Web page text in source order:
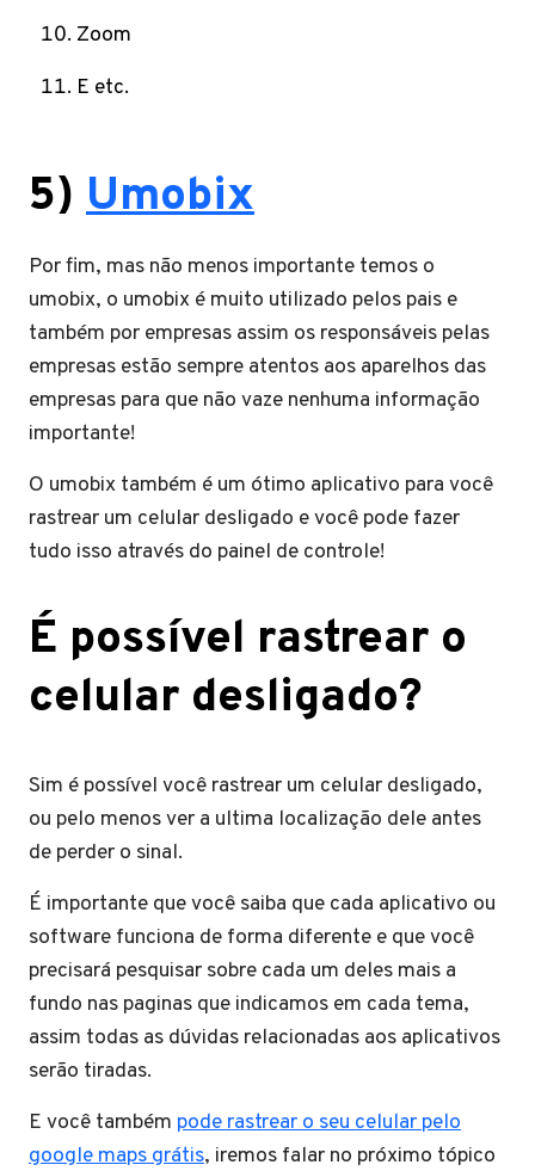
Zoom
E etc.
5) Umobix
Por fim, mas não menos importante temos o
umobix, o umobix é muito utilizado pelos pais e
também por empresas assim os responsáveis pelas
empresas estão sempre atentos aos aparelhos das
empresas para que não vaze nenhuma informação
importante!
O umobix também é um ótimo aplicativo para você
rastrear um celular desligado e você pode fazer
tudo isso através do painel de controle!
É possível rastrear o
celular desligado?
Sim é possível você rastrear um celular desligado,
ou pelo menos ver a ultima localização dele antes
de perder o sinal.
É importante que você saiba que cada aplicativo ou
software funciona de forma diferente e que você
precisará pesquisar sobre cada um deles mais a
fundo nas paginas que indicamos em cada tema,
assim todas as dúvidas relacionadas aos aplicativos
serão tiradas.
E você também pode rastrear o seu celular pelo
google maps grátis, iremos falar no próximo tópico